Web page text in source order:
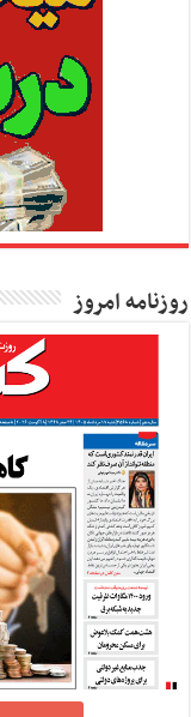
روزنامه امروز